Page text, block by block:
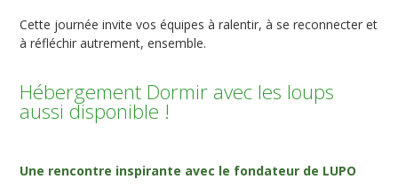
Cette journée invite vos équipes à ralentir, à se reconnecter et
à réfléchir autrement, ensemble.
Hébergement Dormir avec les loups
aussi disponible !
Une rencontre inspirante avec le fondateur de LUPO